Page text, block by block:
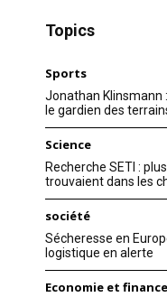
Topics
Sports
Jonathan Klinsmann
le gardien des
Science
Recherche SETI :
trouvaient dans les
société
Sécheresse en
logistique en alerte
Economie et finance